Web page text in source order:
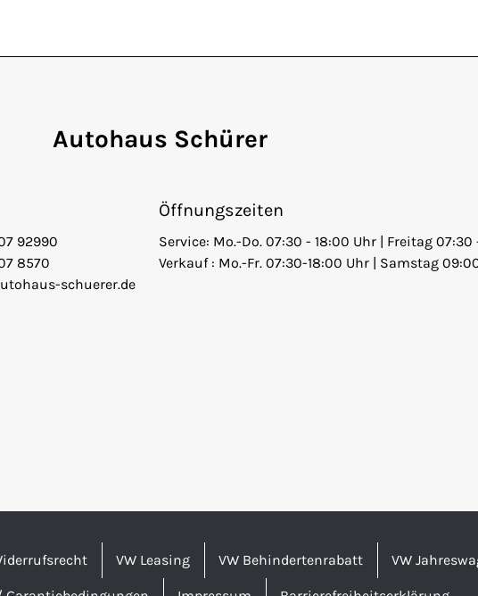
Autohaus Schürer
92990
8570
schuerer.de
Öffnungszeiten
Service: Mo.-Do. 07:30 - 18:00 Uhr | Freitag 07:30
Verkauf : Mo.-Fr. 07:30-18:00 Uhr | Samstag
VW Leasing VW Behindertenrabatt VW